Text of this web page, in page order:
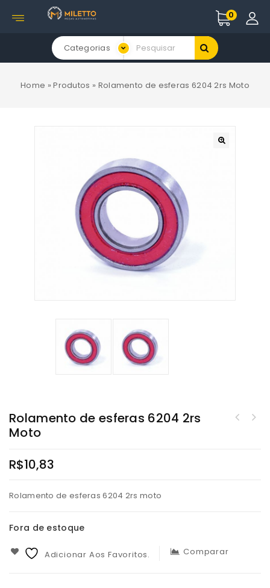
0
Categorias
Home »Produtos » Rolamento de esferas 6204 2rs Moto
Rolamento de esferas 6204 2rs
Moto
R$10,83
Rolamento de esferas 6204 2rs moto
Fora de estoque
Adicionar Aos Favoritos. Comparar